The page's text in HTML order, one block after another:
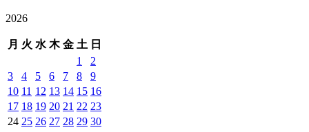
2026
月 火 水 木 金 土 日
1
2
3
4 5 6 7 8
9
10 11 12 13 14 15 16
17 18 19 20 21 22 23
24 25 26 27 28 29 30